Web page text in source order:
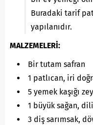
Buradaki tarif
yapılanıdır.
MALZEMELERİ:
Bir tutam safran
1 patlıcan, iri
5 yemek kaşığı
1 büyük sağan,
3 diş sarımsak,